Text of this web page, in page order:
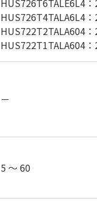
HUS726T6TALE6L4
HUS726T4TALA6L4
HUS722T2TALA604
HUS722T1TALA604
－
5 ～ 60